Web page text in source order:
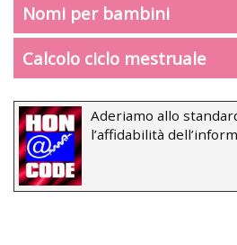
Nomi per bambini
Calcolo ciclo mestruale
Aderiamo allo
l’affidabilità